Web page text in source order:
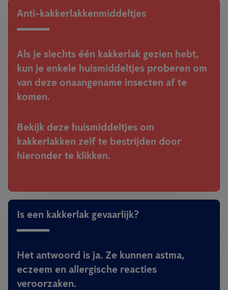
Anti-kakkerlakkenmiddeltjes
Als je slechts één kakkerlak gezien hebt,
kun je enkele huismiddeltjes proberen om
van deze onaangename insecten af ​​te
komen.
Bekijk deze huismiddeltjes om
kakkerlakken zelf te bestrijden door
hieronder te klikken.
Is een kakkerlak gevaarlijk?
Het antwoord is ja. Ze kunnen astma,
eczeem en allergische reacties
veroorzaken.